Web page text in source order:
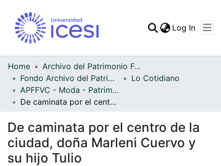
Statistics
Log In
Home
Archivo del Patrimonio Fotográfico y Fílmico del Valle del Cauca
Fondo Archivo del Patrimonio Fotográfico y Fílmico del Valle del Cauca
Lo Cotidiano
APFFVC - Moda - Patrimonial
De caminata por el centro de la ciudad, doña Marleni Cuervo y su hijo Tulio
De caminata por el centro de la
ciudad, doña Marleni Cuervo y
su hijo Tulio